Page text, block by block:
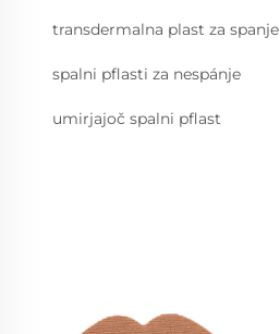
transdermalna plast za spanje
spalni pflasti za nespánje
umirjajoč spalni pflast